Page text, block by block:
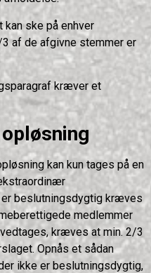
ske på enhver
af de afgivne stemmer er
kræver et
kan kun tages på en
er beslutningsdygtig kræves
medlemmer
kræves at min. 2/3
Opnås et sådan
ikke er beslutningsdygtig,